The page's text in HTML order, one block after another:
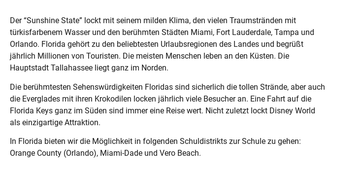
Der “Sunshine State” lockt mit seinem milden Klima, den vielen Traumstränden mit
türkisfarbenem Wasser und den berühmten Städten Miami, Fort Lauderdale, Tampa und
Orlando. Florida gehört zu den beliebtesten Urlaubsregionen des Landes und begrüßt
jährlich Millionen von Touristen. Die meisten Menschen leben an den Küsten. Die
Hauptstadt Tallahassee liegt ganz im Norden.
Die berühmtesten Sehenswürdigkeiten Floridas sind sicherlich die tollen Strände, aber auch
die Everglades mit ihren Krokodilen locken jährlich viele Besucher an. Eine Fahrt auf die
Florida Keys ganz im Süden sind immer eine Reise wert. Nicht zuletzt lockt Disney World
als einzigartige Attraktion.
In Florida bieten wir die Möglichkeit in folgenden Schuldistrikts zur Schule zu gehen:
Orange County (Orlando), Miami-Dade und Vero Beach.